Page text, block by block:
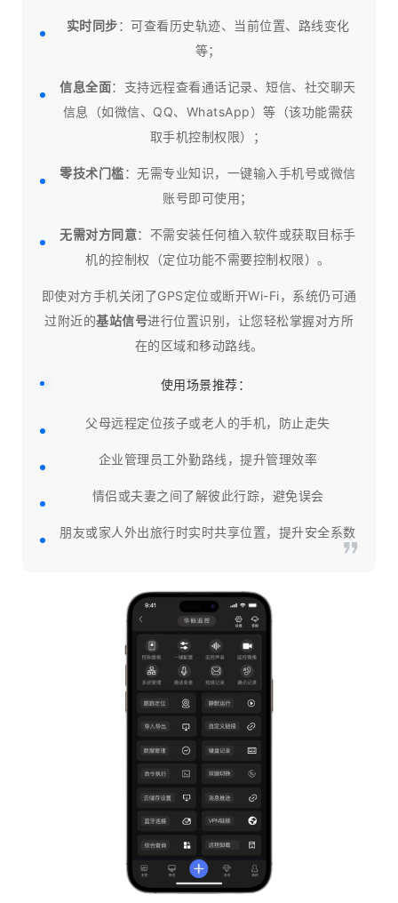
实时同步：可查看历史轨迹、当前位置、路线变化
等；
信息全面：支持远程查看通话记录、短信、社交聊天
信息（如微信、QQ、WhatsApp）等（该功能需获
取手机控制权限）；
零技术门槛：无需专业知识，一键输入手机号或微信
账号即可使用；
无需对方同意：不需安装任何植入软件或获取目标手
机的控制权（定位功能不需要控制权限）。
即使对方手机关闭了GPS定位或断开Wi-Fi，系统仍可通
过附近的基站信号进行位置识别，让您轻松掌握对方所
在的区域和移动路线。
使用场景推荐：
父母远程定位孩子或老人的手机，防止走失
企业管理员工外勤路线，提升管理效率
情侣或夫妻之间了解彼此行踪，避免误会
朋友或家人外出旅行时实时共享位置，提升安全系数